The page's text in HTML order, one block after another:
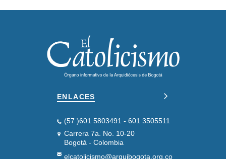
ENLACES
(57 )601 5803491 - 601 3505511
Carrera 7a. No. 10-20
Bogotá - Colombia
elcatolicismo@arquibogota.org.co